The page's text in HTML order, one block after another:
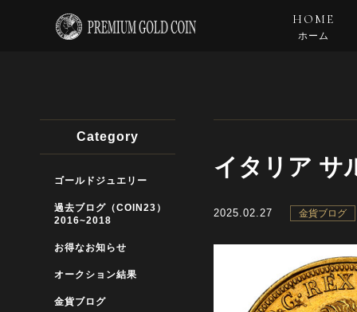
HOME
ホーム
イタリア サ
2025.02.27 金貨ブログ
Category
ゴールドジュエリー
過去ブログ（COIN23）
2016~2018
お得なお知らせ
オークション結果
金貨ブログ